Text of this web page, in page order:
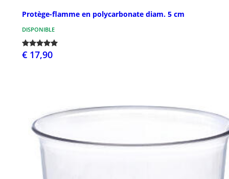
Protège-flamme en polycarbonate diam. 5 cm
DISPONIBLE
€ 17,90